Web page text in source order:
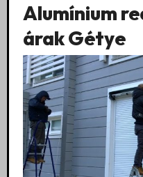
Alumínium
árak Gétye